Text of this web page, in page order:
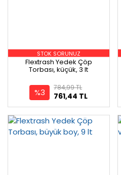
STOK SORUNUZ
Flextrash Yedek Çöp
Torbası, küçük, 3 lt
%3 761,44 TL
784,99 TL